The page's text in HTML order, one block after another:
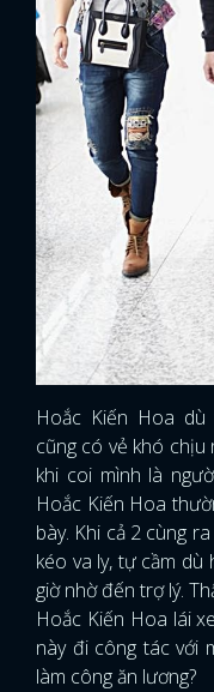
Hoắc Kiến Hoa
cũng có vẻ khó
khi coi mình là
Hoắc Kiến Hoa
bày. Khi cả 2 cùng
kéo va ly, tự cầm
giờ nhờ đến trợ lý.
Hoắc Kiến Hoa lái
này đi công tác với
làm công ăn lương?